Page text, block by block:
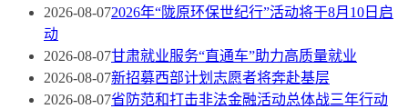
2026-08-072026年“陇原环保世纪行”活动将于8月10日启
动
2026-08-07甘肃就业服务“直通车”助力高质量就业
2026-08-07新招募西部计划志愿者将奔赴基层
2026-08-07省防范和打击非法金融活动总体战三年行动